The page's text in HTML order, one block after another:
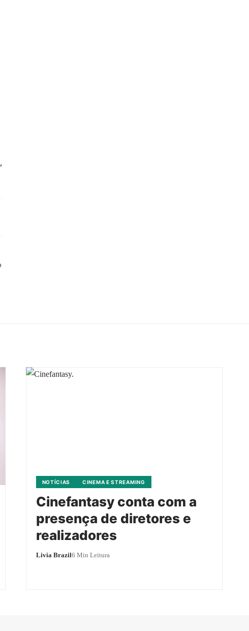
NOTÍCIAS CINEMA E STREAMING
Cinefantasy conta com a
presença de diretores e
realizadores
Livia Brazil6 Min Leitura